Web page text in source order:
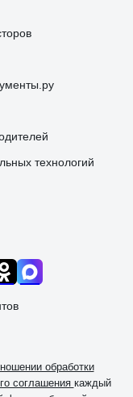
технологий
обработки
соглашения каждый